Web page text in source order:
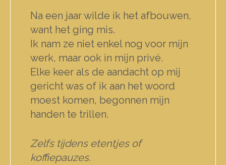
Na een jaar wilde ik het afbouwen,
want het ging mis.
Ik nam ze niet enkel nog voor mijn
werk, maar ook in mijn privé.
Elke keer als de aandacht op mij
gericht was of ik aan het woord
moest komen, begonnen mijn
handen te trillen.
Zelfs tijdens etentjes of
koffiepauzes.